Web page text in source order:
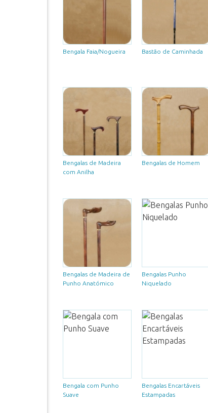
Bengala Faia/Nogueira Bastão de Caminhada
Bengalas de Madeira
com Anilha
Bengalas de Homem
Bengalas de Madeira de
Punho Anatómico
Bengalas Punho
Niquelado
Bengala com Punho
Suave
Bengalas Encartáveis
Estampadas